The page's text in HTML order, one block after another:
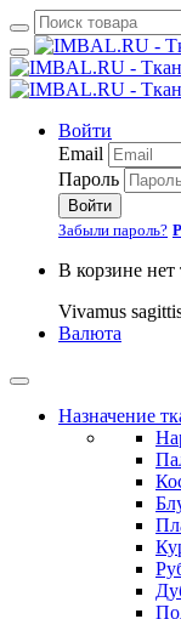
Войти
Email
Пароль
Войти
Забыли пароль?
В корзине нет
Vivamus
Валюта
Назначение